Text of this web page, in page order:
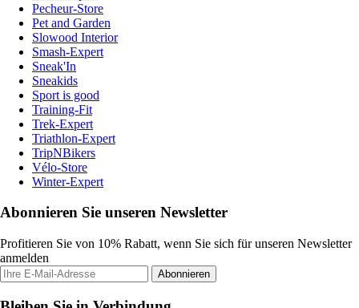
Pecheur-Store
Pet and Garden
Slowood Interior
Smash-Expert
Sneak'In
Sneakids
Sport is good
Training-Fit
Trek-Expert
Triathlon-Expert
TripNBikers
Vélo-Store
Winter-Expert
Abonnieren Sie unseren Newsletter
Profitieren Sie von 10% Rabatt, wenn Sie sich für unseren Newsletter
anmelden
Abonnieren